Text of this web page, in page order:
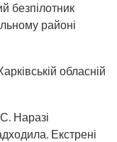
безпілотник
районі
обласній
Наразі
Екстрені